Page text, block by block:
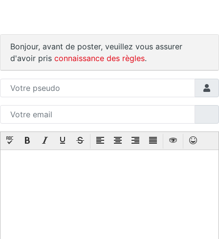
Bonjour, avant de poster, veuillez vous assurer
d'avoir pris connaissance des règles.